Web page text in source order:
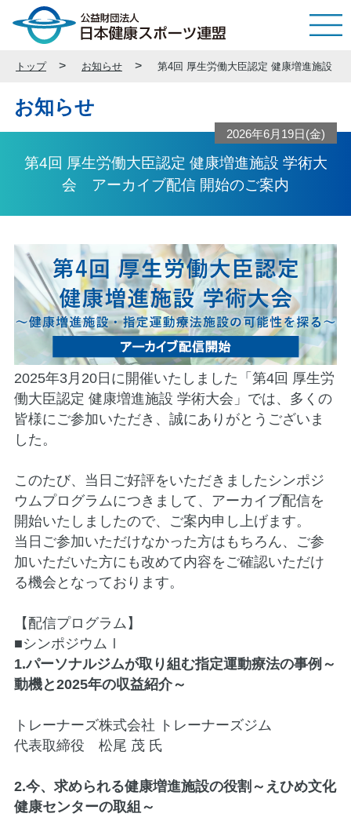
トップ お知らせ 第4回 厚生労働大臣認定 健康増進施設
お知らせ
第4回 厚生労働大臣認定 健康増進施設 学術大
会 アーカイブ配信 開始のご案内
2026年6月19日(金)
2025年3月20日に開催いたしました「第4回 厚生労
働大臣認定 健康増進施設 学術大会」では、多くの
皆様にご参加いただき、誠にありがとうございま
した。
このたび、当日ご好評をいただきましたシンポジ
ウムプログラムにつきまして、アーカイブ配信を
開始いたしましたので、ご案内申し上げます。
当日ご参加いただけなかった方はもちろん、ご参
加いただいた方にも改めて内容をご確認いただけ
る機会となっております。
【配信プログラム】
■シンポジウムⅠ
1.パーソナルジムが取り組む指定運動療法の事例～
動機と2025年の収益紹介～
トレーナーズ株式会社 トレーナーズジム
代表取締役 松尾 茂 氏
2.今、求められる健康増進施設の役割～えひめ文化
健康センターの取組～